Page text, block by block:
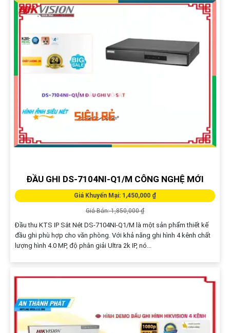
ĐẦU GHI DS-7104NI-Q1/M CÔNG NGHỆ MỚI
Giá Khuyến Mại: 1,450,000 ₫
Giá Bán: 1,850,000 ₫
Đầu thu KTS IP Sắt Nét DS-7104NI-Q1/M là một sản phẩm thiết kế
đầu ghi phù hợp cho văn phòng. Với khả năng ghi hình 4 kênh chất
lượng hình 4.0 MP, độ phân giải Ultra 2k IP, nó...